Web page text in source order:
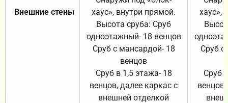
Внешние стены
хаус», внутри прямой.
Высота сруба: Сруб
одноэтажный- 18 венцов
Сруб с мансардой- 18
венцов
Сруб в 1,5 этажа- 18
венцов, далее каркас с
внешней отделкой
хаус»,
Сруб с
Сруб